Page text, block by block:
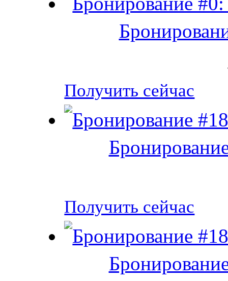
Получить сейчас
Получить сейчас